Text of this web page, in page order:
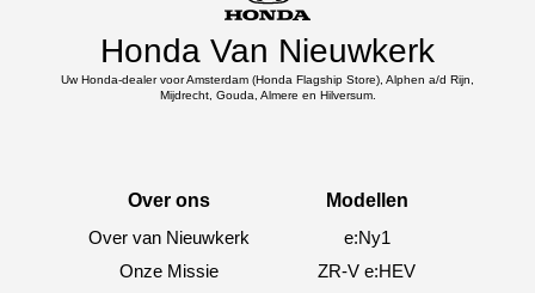
Honda Van Nieuwkerk
Uw Honda-dealer voor Amsterdam (Honda Flagship Store), Alphen a/d Rijn,
Mijdrecht, Gouda, Almere en Hilversum.
Over ons
Over van Nieuwkerk
Onze Missie
Modellen
e:Ny1
ZR-V e:HEV